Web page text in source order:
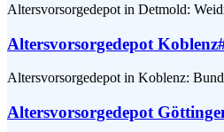
Altersvorsorgedepot in Detmold:
Altersvorsorgedepot Koblenz
Altersvorsorgedepot in Koblenz:
Altersvorsorgedepot